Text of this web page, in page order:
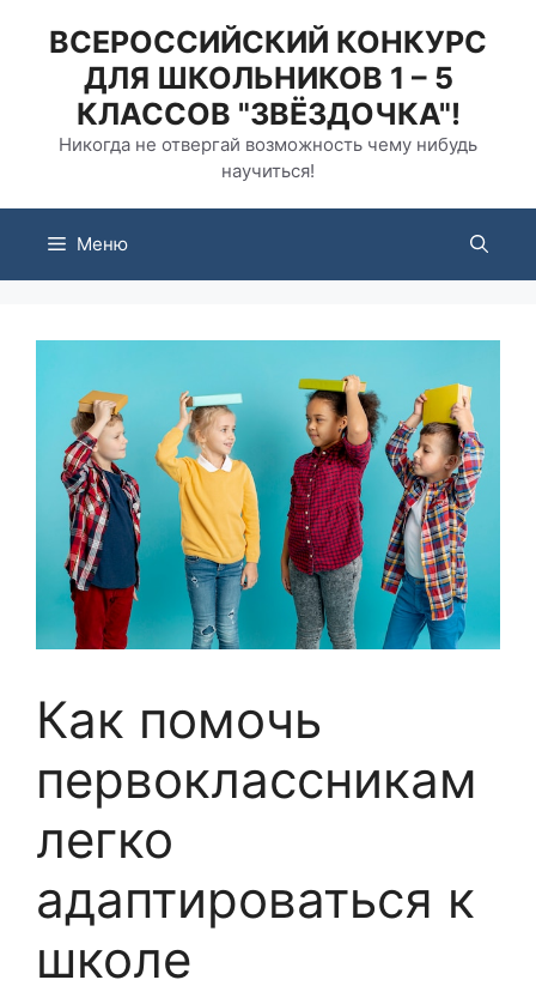
содержимому
ВСЕРОССИЙСКИЙ КОНКУРС
ДЛЯ ШКОЛЬНИКОВ 1 – 5
КЛАССОВ "ЗВЁЗДОЧКА"!
Никогда не отвергай возможность чему нибудь
научиться!
Меню
Как помочь
первоклассникам
легко
адаптироваться к
школе